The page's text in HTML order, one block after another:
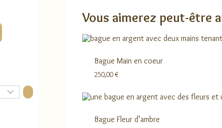
Vous aimerez peut-être
Bague Main en coeur
250,00€
Bague Fleur d’ambre